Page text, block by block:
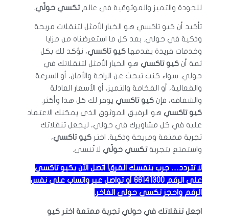
للجودة والتميز والموثوقية في عالمتكسي حولّي.
تأكيد أن كيو تاكسي هو الخيار الأمثل لتنقلات مريحة
وذكية في حولي. بعد كل ما استعرضناه من مزايا
وخدمات فريدة يقدمها كيو تاكسي، نؤكد لك بكل
ثقة أن كيو تاكسي هو الخيار الأمثل لتنقلاتك في
حولي. سواء كنت تبحث عن الراحة والأمان، أو السرعة
والفعالية، أو الفخامة والتميز، أو الأسعار العادلة
والشفافة، فإن كيو تاكسي يوفر لك كل هذا وأكثر.
كيو تاكسي هو الرفيق الموثوق الذي يمكنك الاعتماد
عليه في كل مشاويرك في حولي، ليجعل تنقلاتك
تجربة ممتعة ومريحة وذكية. اختر كيو تاكسي،
واستمتع بتجربةتكسي حولّي لا تُنسى.
لا تتردد… جرب بنفسك الفرق! اتصل الآن بكيو تاكسي
على الرقم 66141300 أو تواصل عبر واتساب على نفس
الرقم واحجز تكسي حولّي الفاخر.
اجعل تنقلاتك في حولي تجربة ممتعة اختر كيو